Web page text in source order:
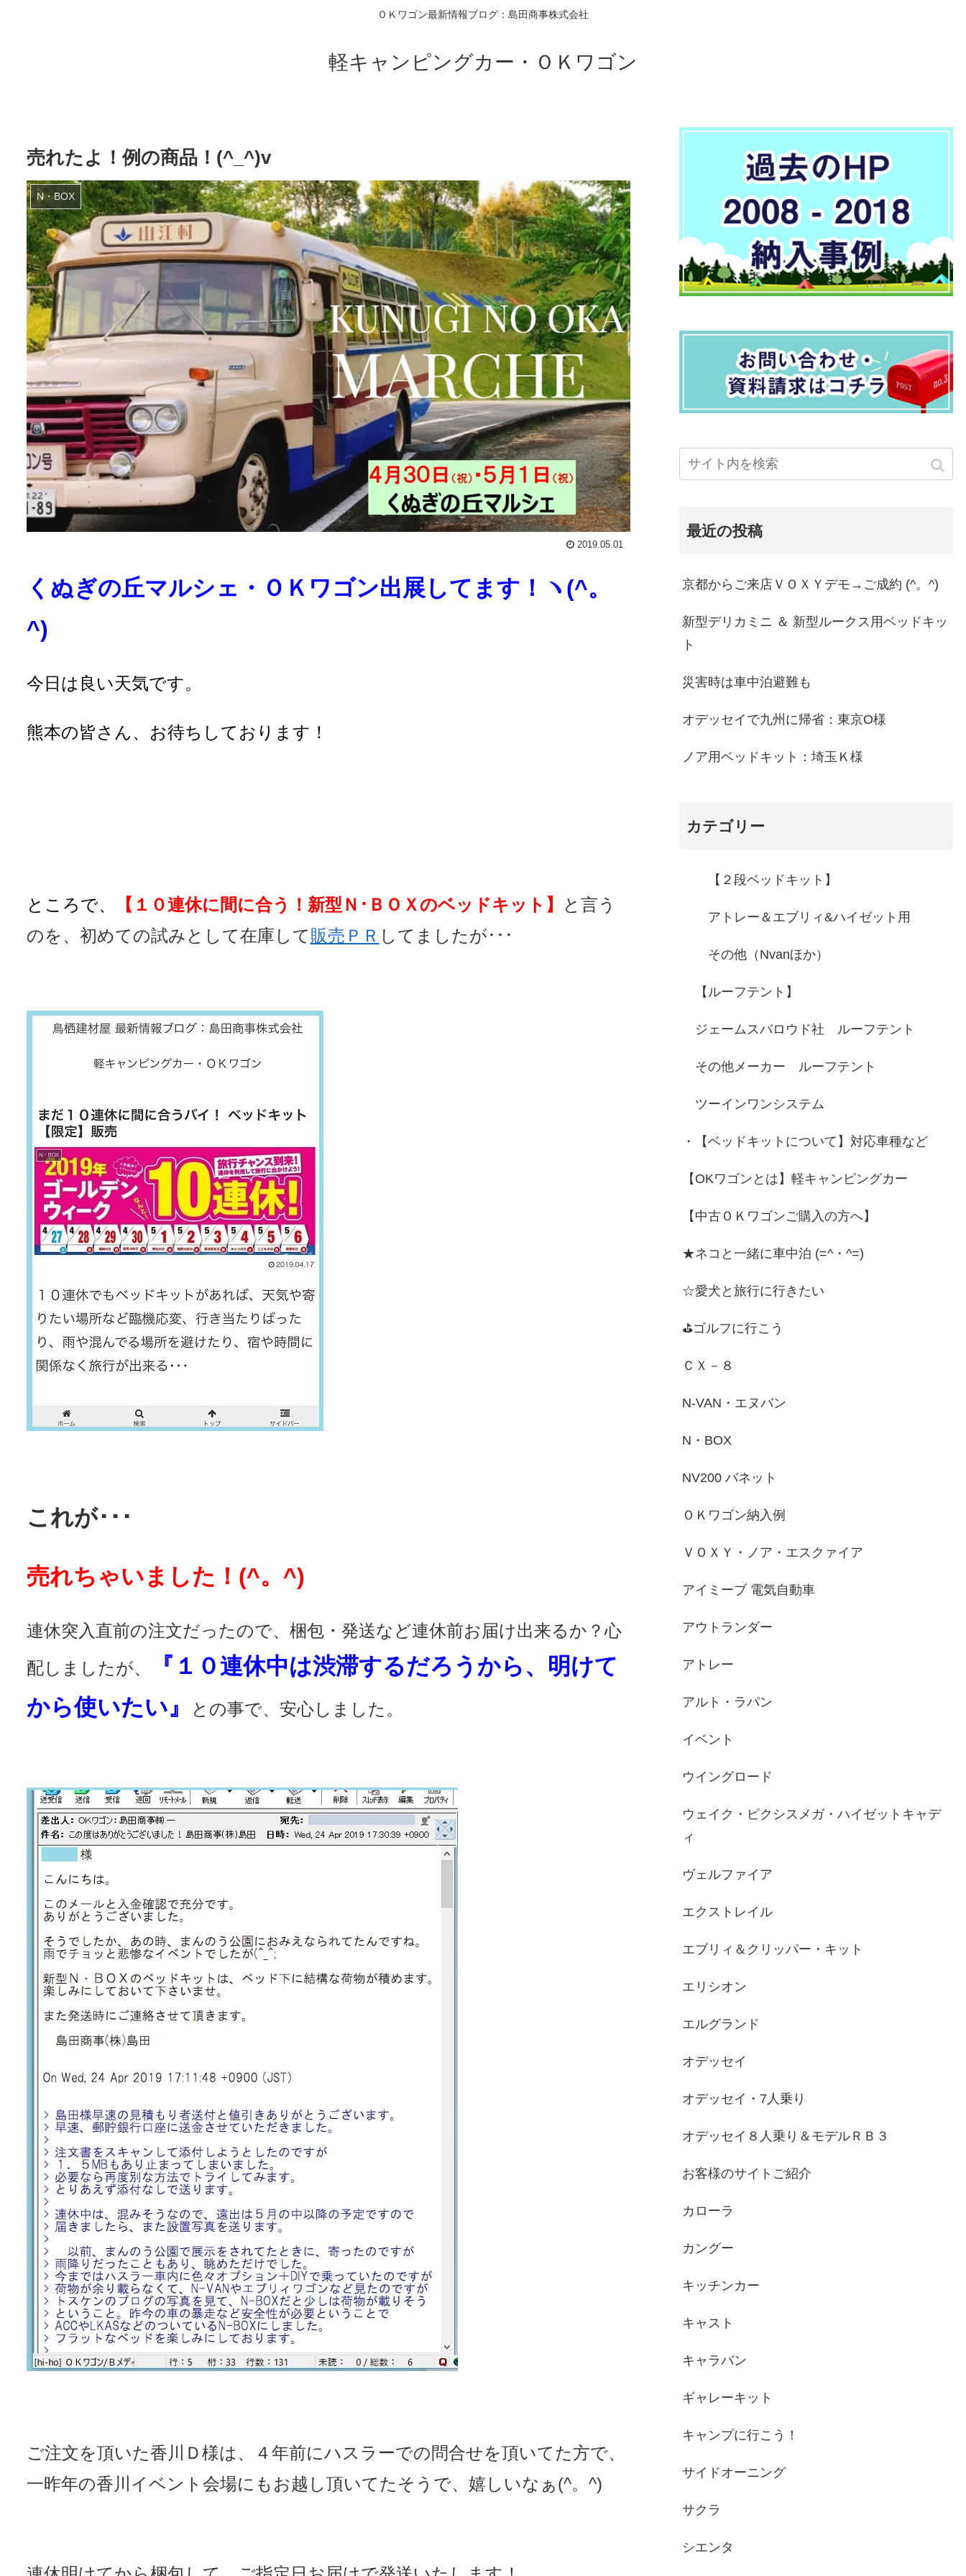
ＯＫワゴン最新情報ブログ：島田商事株式会社
軽キャンピングカー・ＯＫワゴン
売れたよ！例の商品！(^_^)v
N・BOX
2019.05.01
くぬぎの丘マルシェ・ＯＫワゴン出展してます！ヽ(^。
^)
今日は良い天気です。
熊本の皆さん、お待ちしております！
ところで、 【１０連休に間に合う！新型Ｎ･ＢＯＸのベッドキット】
と言う
のを、初めての試みとして在庫して販売ＰＲ してましたが･･･
これが･･･
売れちゃいました！(^。^)
連休突入直前の注文だったので、梱包・発送など連休前お届け出来るか？心
配しましたが、
『１０連休中は渋滞するだろうから、明けて
から使いたい』
との事で、安心しました。
ご注文を頂いた香川Ｄ様は、４年前にハスラーでの問合せを頂いてた方で、
一昨年の香川イベント会場にもお越し頂いてたそうで、嬉しいなぁ(^。^)
最近の投稿
京都からご来店ＶＯＸＹデモ→ご成約 (^。^)
新型デリカミニ ＆ 新型ルークス用ベッドキッ
ト
災害時は車中泊避難も
オデッセイで九州に帰省：東京O様
ノア用ベッドキット：埼玉Ｋ様
カテゴリー
【２段ベッドキット】
アトレー＆エブリィ&ハイゼット用
その他（Nvanほか）
【ルーフテント】
ジェームスバロウド社 ルーフテント
その他メーカー ルーフテント
ツーインワンシステム
・【ベッドキットについて】対応車種など
【OKワゴンとは】軽キャンピングカー
【中古ＯＫワゴンご購入の方へ】
★ネコと一緒に車中泊 (=^・^=)
☆愛犬と旅行に行きたい
⛳ゴルフに行こう
ＣＸ－８
N-VAN・エヌバン
N・BOX
NV200 バネット
ＯＫワゴン納入例
ＶＯＸＹ・ノア・エスクァイア
アイミーブ 電気自動車
アウトランダー
アトレー
アルト・ラパン
イベント
ウイングロード
ウェイク・ピクシスメガ・ハイゼットキャデ
ィ
ヴェルファイア
エクストレイル
エブリィ＆クリッパー・キット
エリシオン
エルグランド
オデッセイ
オデッセイ・7人乗り
オデッセイ８人乗り＆モデルＲＢ３
お客様のサイトご紹介
カローラ
カングー
キッチンカー
キャスト
キャラバン
ギャレーキット
キャンプに行こう！
サイドオーニング
サクラ
シエンタ